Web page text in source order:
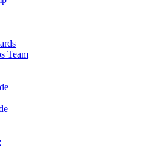
Team